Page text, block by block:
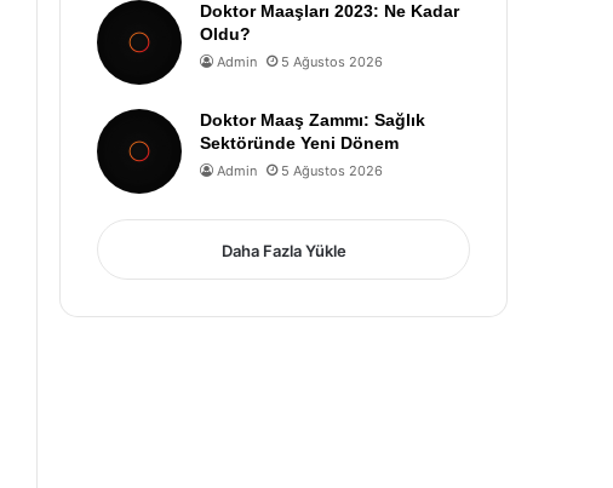
Doktor Maaşları 2023: Ne Kadar
Oldu?
Admin 5 Ağustos 2026
Doktor Maaş Zammı: Sağlık
Sektöründe Yeni Dönem
Admin 5 Ağustos 2026
Daha Fazla Yükle